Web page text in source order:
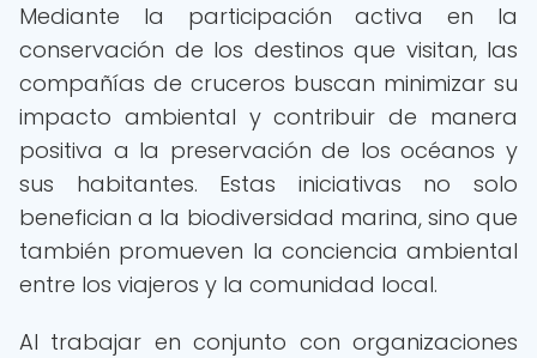
Mediante la participación activa en la
conservación de los destinos que visitan, las
compañías de cruceros buscan minimizar su
impacto ambiental y contribuir de manera
positiva a la preservación de los océanos y
sus habitantes. Estas iniciativas no solo
benefician a la biodiversidad marina, sino que
también promueven la conciencia ambiental
entre los viajeros y la comunidad local.
Al trabajar en conjunto con organizaciones